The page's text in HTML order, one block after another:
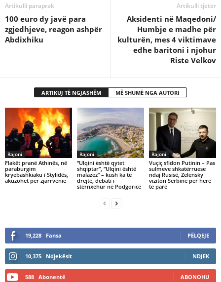
Artikulli paraprak
100 euro dy javë para
zgjedhjeve, reagon ashpër
Abdixhiku
Artikulli tjetër
Aksidenti në Maqedoni/
Humbje e madhe për
kulturën, mes 4 viktimave
edhe baritoni i njohur
Riste Velkov
ARTIKUJ TË NGJASHËM MË SHUMË NGA AUTORI
Rajoni
Flakët pranë Athinës, në
paraburgim
kryebashkiaku i Stylidës,
akuzohet për zjarrvënie
Rajoni
​“Ulqini është qytet
shqiptar”, “Ulqini është
malazez” – kush ka të
drejtë, debati i
stërnxehur në Podgoricë
Rajoni
Vuçiç sfidon Putinin – Pas
sulmeve shkatërruese
ndaj Rusisë, Zelensky
viziton Serbinë për herë
të parë
19,228 Fansa PËLQEJE
10,375 Ndjekësit NDJEK
588 Abonentë ABONOHU